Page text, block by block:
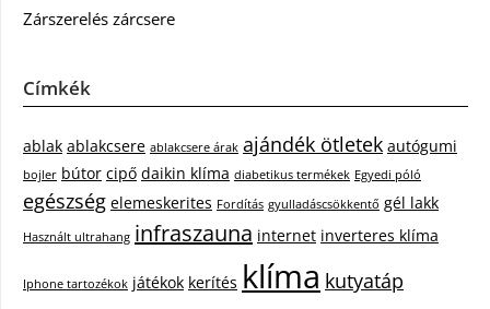
Zárszerelés zárcsere
Címkék
ablak ablakcsere ablakcsere árak ajándék ötletek autógumi
bojler bútor cipő daikin klíma diabetikus termékek Egyedi póló
egészség elemeskerites Fordítás gyulladáscsökkentő gél lakk
Használt ultrahang infraszauna internet inverteres klíma
Iphone tartozékok játékok kerítés klíma kutyatáp